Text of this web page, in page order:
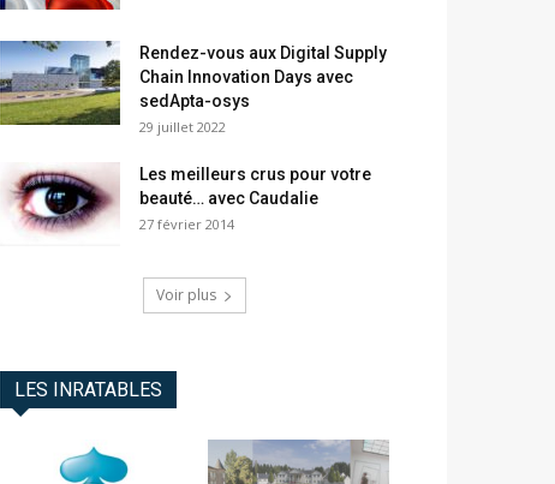
Rendez-vous aux Digital Supply
Chain Innovation Days avec
sedApta-osys
29 juillet 2022
Les meilleurs crus pour votre
beauté… avec Caudalie
27 février 2014
Voir plus
LES INRATABLES